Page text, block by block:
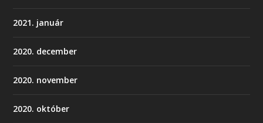
2021. január
2020. december
2020. november
2020. október